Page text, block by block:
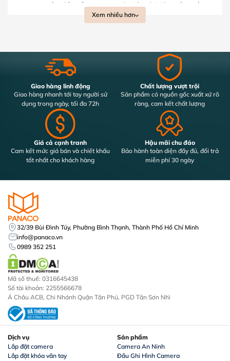
Góc nhìn rộng:Bao quát diện tích lớn, giảm số
lượng camera cần lắp.
vệ khỏi thời tiết khắc nghiệt.
Công nghệ nén H.265:
Tiết kiệm băng thông và
Kết nối linh hoạt:Dễ dàng tích hợp vào hệ thống
IP hoặc analog.
Cảnh báo thông minh:
Phát hiện chuyển động và
gửi cảnh báo qua email hoặc ứng dụng.
PANACO – Đơn vị bán
, chất lượng và uy tín
hàng đầu Việt Nam, chuyên cung cấp các giải pháp giám sát
trọn gói cho gia đình và doanh nghiệp. Với nhiều năm kinh
và giá cả hợp lý. Liên hệ ngay với chúng tôi qua hotline
098.935.2251
nhận nhiều ưu đãi hấp dẫn!
Xem nhiều hơn
Giao hàng linh động
Giao hàng nhanh tới tay người sử
dụng trong ngày, tối đa 72h
Chất lượng vượt trội
Sản phẩm có nguồn gốc xuất xứ rõ
ràng, cam kết chất lượng
Giá cả cạnh tranh
Cam kết mức giá bán và chiết khấu
tốt nhất cho khách hàng
Hậu mãi chu đáo
Bảo hành toàn diện đầy đủ, đổi trả
miễn phí 30 ngày
Dịch vụ
Lắp đặt camera
Lắp đặt khóa vân tay
Sản phẩm
Camera An Ninh
Đầu Ghi Hình Camera
32/39 Bùi Đình Túy, Phường Bình Thạnh, Thành Phố Hồ Chí Minh
info@panaco.vn
0989 352 251
Mã số thuế: 0316645438
Số tài khoản: 2255566678
Á Châu ACB, Chi Nhánh Quận Tân Phú, PGD Tân Sơn Nhì